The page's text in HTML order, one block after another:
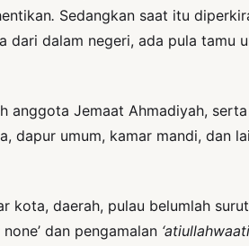
. Sedangkan saat itu
dalam negeri, ada pula tamu
anggota Jemaat Ahmadiyah,
dapur umum, kamar mandi, dan
kota, daerah, pulau belumlah
dan pengamalan